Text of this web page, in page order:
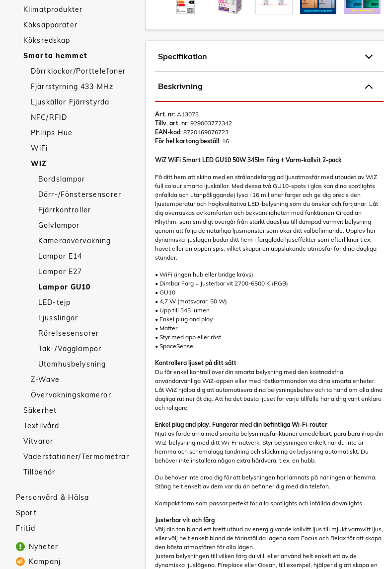
Klimatprodukter
Köksapparater
Köksredskap
Smarta hemmet
Dörrklockor/Porttelefoner
Fjärrstyrning 433 MHz
Ljuskällor Fjärrstyrda
NFC/RFID
Philips Hue
WiFi
WiZ
Bordslampor
Dörr-/Fönstersensorer
Fjärrkontroller
Golvlampor
Kameraövervakning
Lampor E14
Lampor E27
Lampor GU10
LED-tejp
Ljusslingor
Rörelsesensorer
Tak-/Vägglampor
Utomhusbelysning
Z-Wave
Övervakningskameror
Säkerhet
Textilvård
Vitvaror
Väderstationer/Termometrar
Tillbehör
Personvård & Hälsa
Sport
Fritid
Nyheter
Kampanj
Specifikation
Beskrivning
Art. nr: A13073
Tillv. art. nr: 929003772342
EAN-kod: 8720169076723
För hel kartong beställ: 16
WiZ WiFi Smart LED GU10 50W 345lm Färg + Varm-kallvit 2-pack
Få ditt hem att skina med en strålandefärgglad ljusatmosfär med utbudet av WiZ
full colour smarta ljuskällor. Med dessa två GU10-spots i glas kan dina spotlights
(infällda och utanpåliggande) lysa i 16 miljoner färger och ge dig precis den
ljustemperatur och högkvalitativa LED-belysning som du önskar och förtjänar. Låt
dig överraskas av komforten och bekvämligheten med funktionen Circadian
Rhythm, som smidigt övergår från starkt dagsljus till dämpad varmvit belysning
genom att följa de naturliga ljusmönster som ökar ditt välbefinnande. Upplev hur
dynamiska ljuslägen badar ditt hem i färgglada ljuseffekter som efterliknar t.ex.
havet eller en öppen spis, vilket skapar en uppslukande atmosfär för dina dagliga
stunder.
• WiFi (ingen hub eller bridge krävs)
• Dimbar Färg + Justerbar vit 2700-6500 K (RGB)
• GU10
• 4,7 W (motsvarar: 50 W)
• Upp till 345 lumen
• Enkel plug and play
• Matter
• Styr med app eller röst
• SpaceSense
Kontrollera ljuset på ditt sätt
Du får enkel kontroll över din smarta belysning med den kostnadsfria
användarvänliga WiZ-appen eller med röstkommandon via dina smarta enheter.
Låt WiZ hjälpa dig att automatisera dina belysningsbehov och ta hand om alla dina
dagliga rutiner åt dig. Att ha det bästa ljuset för varje tillfälle har aldrig varit enklare
och roligare.
Enkel plug and play. Fungerar med din befintliga Wi-Fi-router
Njut av fördelarna med smarta belysningsfunktioner omedelbart, para bara ihop din
WiZ-belysning med ditt Wi-Fi-nätverk. Styr belysningen enkelt när du inte är
hemma och schemalägg tändning och släckning av belysning automatiskt. Du
behöver inte installera någon extra hårdvara, t.ex. en hubb.
Du behöver inte oroa dig för att belysningen har lämnats på när ingen är hemma.
Stäng helt enkelt av dem var du än befinner dig med din telefon.
Kompakt form som passar perfekt för alla spotlights och infällda downlights.
Justerbar vit och färg
Välj din ton bland ett brett utbud av energigivande kallvitt ljus till mjukt varmvitt ljus,
eller välj helt enkelt bland de förinställda lägena som Focus och Relax för att skapa
den bästa atmosfären för alla lägen.
Justera belysningen till vilken färg du vill, eller använd helt enkelt ett av de
dynamiska ljuslägena. Fireplace eller Ocean, till exempel, hjälper dig att skapa en